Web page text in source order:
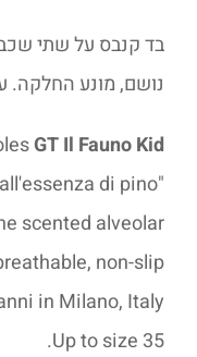
בד קנבס על שתי
נושם, מונע החלקה. עד
GT Il Fauno Kid
"Sottopiede all'essenza di pino"
scented alveolar
non-slip.
in Milano, Italy.
Up to size 35.